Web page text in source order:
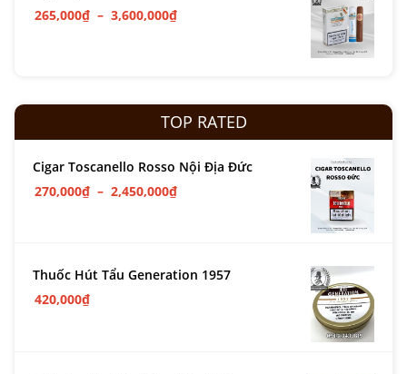
265,000₫ – 3,600,000₫
TOP RATED
Cigar Toscanello Rosso Nội Địa Đức
270,000₫ – 2,450,000₫
Thuốc Hút Tẩu Generation 1957
420,000₫